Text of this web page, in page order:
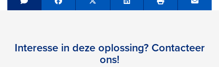
Share on Facebook
Tweet Share on LinkedIn Send
Interesse in deze oplossing? Contacteer
ons!